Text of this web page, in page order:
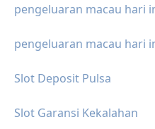
pengeluaran macau hari
pengeluaran macau hari
Slot Deposit Pulsa
Slot Garansi Kekalahan